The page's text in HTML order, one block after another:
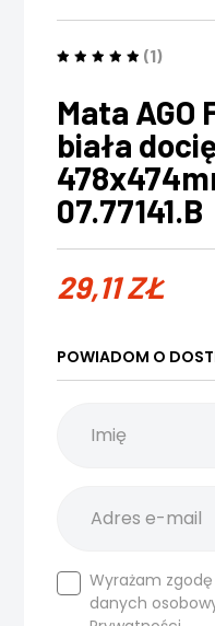
(1)
Mata AGO
biała
07.77141.B
29,11ZŁ
POWIADOM O
Wyrażam
danych